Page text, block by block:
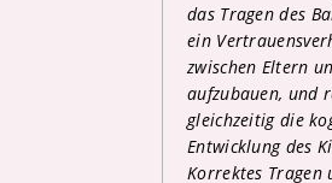
das Tragen des
ein
zwischen Eltern
aufzubauen, und
gleichzeitig die
Entwicklung des
Korrektes Tragen